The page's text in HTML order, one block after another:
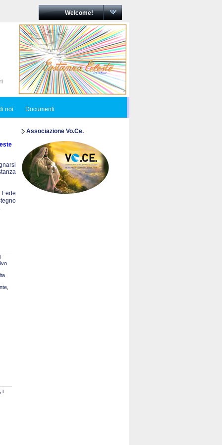
Welcome!
noi Documenti
i
Associazione Vo.Ce.